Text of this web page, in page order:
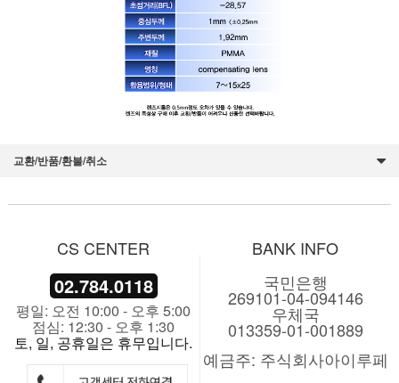
교환/반품/환불/취소
CS CENTER
02.784.0118
평일: 오전 10:00 - 오후 5:00
점심: 12:30 - 오후 1:30
토, 일, 공휴일은 휴무입니다.
BANK INFO
국민은행
269101-04-094146
우체국
013359-01-001889
예금주: 주식회사아이루페